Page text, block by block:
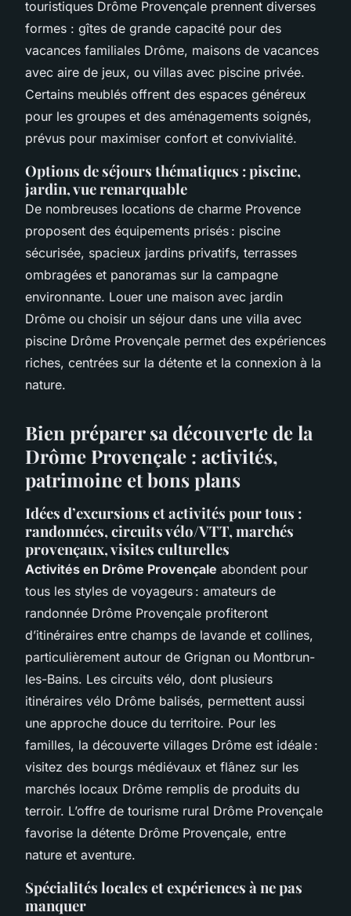
touristiques Drôme Provençale prennent diverses
formes : gîtes de grande capacité pour des
vacances familiales Drôme, maisons de vacances
avec aire de jeux, ou villas avec piscine privée.
Certains meublés offrent des espaces généreux
pour les groupes et des aménagements soignés,
prévus pour maximiser confort et convivialité.
Options de séjours thématiques : piscine,
jardin, vue remarquable
De nombreuses locations de charme Provence
proposent des équipements prisés : piscine
sécurisée, spacieux jardins privatifs, terrasses
ombragées et panoramas sur la campagne
environnante. Louer une maison avec jardin
Drôme ou choisir un séjour dans une villa avec
piscine Drôme Provençale permet des expériences
riches, centrées sur la détente et la connexion à la
nature.
Bien préparer sa découverte de la
Drôme Provençale : activités,
patrimoine et bons plans
Idées d’excursions et activités pour tous :
randonnées, circuits vélo/VTT, marchés
provençaux, visites culturelles
Activités en Drôme Provençale abondent pour
tous les styles de voyageurs : amateurs de
randonnée Drôme Provençale profiteront
d’itinéraires entre champs de lavande et collines,
particulièrement autour de Grignan ou Montbrun-
les-Bains. Les circuits vélo, dont plusieurs
itinéraires vélo Drôme balisés, permettent aussi
une approche douce du territoire. Pour les
familles, la découverte villages Drôme est idéale :
visitez des bourgs médiévaux et flânez sur les
marchés locaux Drôme remplis de produits du
terroir. L’offre de tourisme rural Drôme Provençale
favorise la détente Drôme Provençale, entre
nature et aventure.
Spécialités locales et expériences à ne pas
manquer